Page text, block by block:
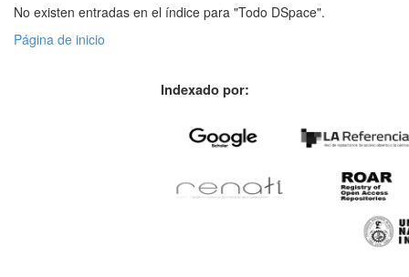
No existen entradas en el índice para "Todo DSpace".
Página de inicio
Indexado por: